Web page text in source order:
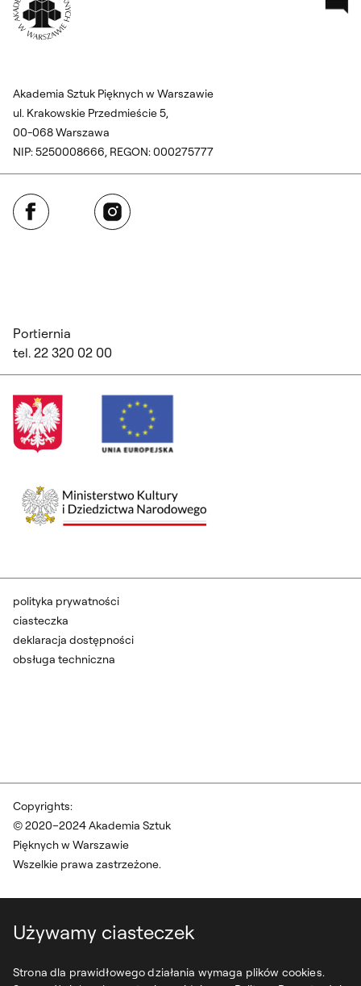
Używamy ciasteczek
Strona dla prawidłowego działania wymaga plików cookies.
Akademia Sztuk Pięknych w Warszawie
ul. Krakowskie Przedmieście 5,
00-068 Warszawa
NIP: 5250008666, REGON: 000275777
Facebook Instagram
Portiernia
tel. 22 320 02 00
Copyrights:
© 2020–2024 Akademia Sztuk
Pięknych w Warszawie
Wszelkie prawa zastrzeżone.
polityka prywatności
ciasteczka
deklaracja dostępności
obsługa techniczna